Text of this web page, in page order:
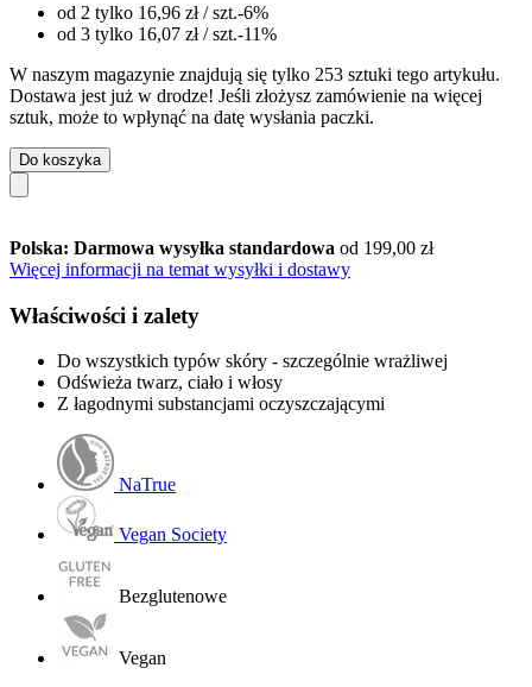
od 2 tylko 16,96 zł/ szt.-6%
od 3 tylko 16,07 zł/ szt.-11%
W naszym magazynie znajdują się tylko 253 sztuki tego artykułu.
Dostawa jest już w drodze! Jeśli złożysz zamówienie na więcej
sztuk, może to wpłynąć na datę wysłania paczki.
Do koszyka
Polska: Darmowa wysyłka standardowa od 199,00 zł
Więcej informacji na temat wysyłki i dostawy
Właściwości i zalety
Do wszystkich typów skóry - szczególnie wrażliwej
Odświeża twarz, ciało i włosy
Z łagodnymi substancjami oczyszczającymi
NaTrue
Vegan Society
Bezglutenowe
Vegan